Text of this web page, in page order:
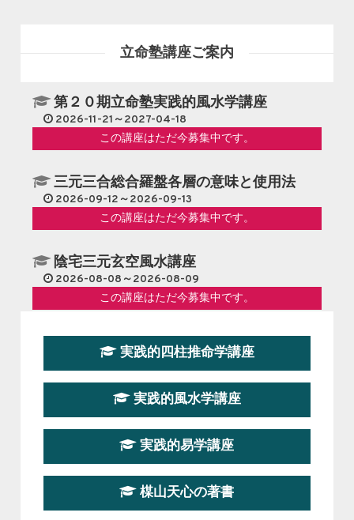
立命塾講座ご案内
第２０期立命塾実践的風水学講座
2026-11-21～2027-04-18
この講座はただ今募集中です。
三元三合総合羅盤各層の意味と使用法
2026-09-12～2026-09-13
この講座はただ今募集中です。
陰宅三元玄空風水講座
2026-08-08～2026-08-09
この講座はただ今募集中です。
第１９期立命塾『実践的易学講座』
2026-08-22～2026-10-25
第19期立命塾実践的四柱推命学講座
2026-03-20～2026-07-19
第１９期立命塾実践的風水学講座
実践的四柱推命学講座
実践的風水学講座
実践的易学講座
楳山天心の著書